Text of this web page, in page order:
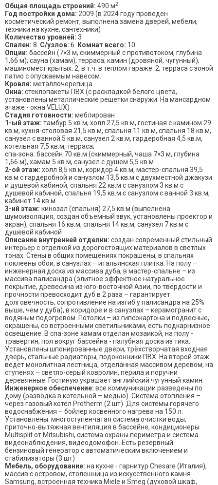
Общая площадь строений: 490 м2
Год постройки дома: 2009 (в 2024 году проведён
косметический ремонт, выполнена замена дверей, мебели,
техники на кухне, сантехники)
Количество уровней: 3
Спален: 8. С/узлов: 6. Комнат всего: 10.
Опции: бассейн (7×3 м, скиммерный с противотоком, глубина
1,66 м); сауна (хамам); терраса; камин (дровяной, чугунный);
машиномест крытых: 2, в т.ч. в теплом гараже: 2; терраса с зоной
патио с опускаемым навесом.
Кровля: металлочерепица
Окна: стеклопакеты ПВХ (с раскладкой белого цвета,
установлены металлические решетки снаружи. На мансардном
этаже - окна VELUX)
Стадия готовности: меблирован
1-ый этаж: тамбур 5 кв.м, холл 27,5 кв.м, гостиная с камином 29
кв.м, кухня-столовая 21,5 кв.м, спальня 11 кв.м, спальня 18 кв.м,
санузел с ванной 5 кв.м, санузел 2 кв.м, гардеробная 4,5 кв.м,
котельная 7,5 кв.м, терраса;
спа-зона: бассейн 70 кв.м (скиммерный, чаша 7×3 м, глубина
1,66 м), хамам 5 кв.м, санузел с душем 5,5 кв.м
2-ой этаж: холл 8,5 кв.м, коридор 4 кв.м, мастер-спальня 39,5
кв.м с гардеробной и санузлом 13,5 кв.м с двухместной джакузи
и душевой кабиной, спальня 22 кв.м с санузлом 3 кв.м с
душевой кабиной, спальня 19,5 кв.м с санузлом с ванной 3 кв.м,
кабинет 14 кв.м
3-ий этаж: кинозал (спальня) 27,5 кв.м (выполнена
шумоизоляция, создан объемный звук, установлены проектор и
экран), спальня 16 кв.м, спальня 14 кв.м, санузел 7 кв.м с
душевой кабиной
Описание внутренней отделки: создан современный стильный
интерьер с отделкой из дорогостоящих материалов в светлых
тонах. Стены в общих помещениях покрашены, в спальнях
поклеены обои, в санузлах – итальянская плитка. На полу –
инженерная доска из массива дуба, в мастер-спальне – из
массива палисандра (элитное эффектное натуральное
покрытие, древесина из юго-восточной Азии, по твёрдости и
прочности превосходит дуб в 2 раза – гарантирует
долговечность, сопротивление на изгиб у палисандра на 25%
выше, чем у дуба), в коридоре и в санузлах – керамогранит с
водяным подогревом. Потолки – из гипсокартона и подвесные,
окрашены, со встроенными светильниками, есть подкарнизное
освещение. В спа-зоне хамам отделан мозаикой, на полу -
травертин, пол вокруг бассейна - палубная доска из тика.
Установлены шпонированные двери, трёхстворчатая входная
дверь, стальные радиаторы, подоконники ПВХ. На второй этаж
ведёт монолитная лестница, отделанная массивом деревом, на
ступенях – светло-серый ковролин, перила и поручни
деревянные. Гостиную украшает английский чугунный камин
Инженерное обеспечение: все коммуникации разведены по
дому (разводка в котельной – медью). Система отопления –
через газовый котёл Protherm (2 шт). Для системы горячего
водоснабжения – бойлер косвенного нагрева на 150 л.
Установлены: многоступенчатая система очистки воды,
приточно-вытяжная вентиляция в бассейне, кондиционеры
Multisplit от Mitsubishi, система охраны периметра и система
видеонаблюдения, видеодомофон. Есть резервный
бензиновый генератор с автоматическим включением и
стабилизаторы (3 шт)
Мебель, оборудование: на кухне - гарнитур Chesare (Италия),
массив с островом, столешница из искусственного камня
Samsung, встроенная техника Miele и Smeg (духовой шкаф,